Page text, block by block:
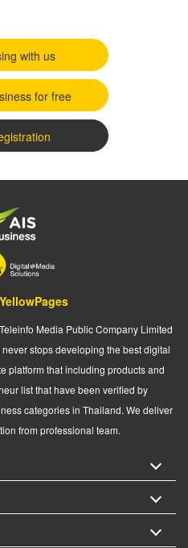
with us
for free
Media Public Company Limited
stops developing the best digital
platform that including products and
list that have been verified by
categories in Thailand. We deliver
from professional team.